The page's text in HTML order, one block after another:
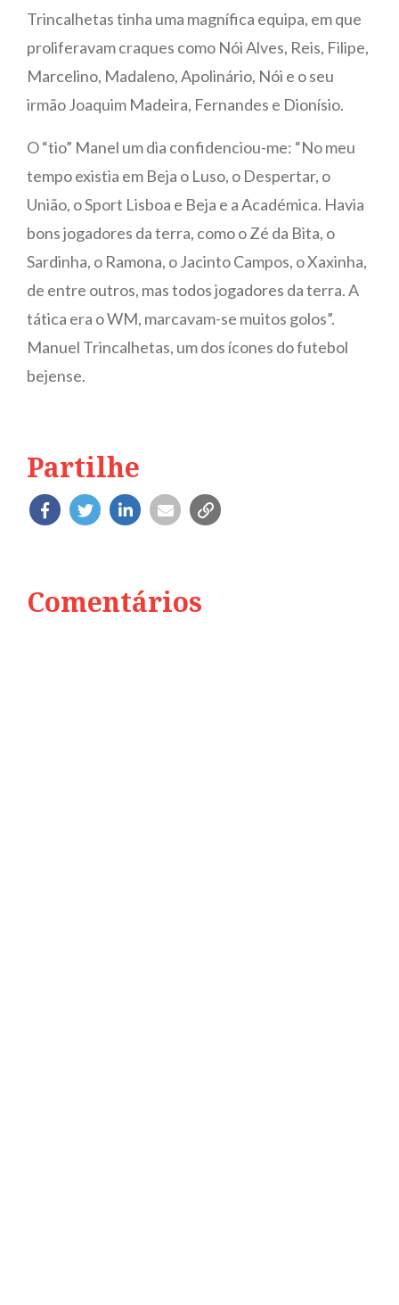
Trincalhetas tinha uma magnífica equipa, em que
proliferavam craques como Nói Alves, Reis, Filipe,
Marcelino, Madaleno, Apolinário, Nói e o seu
irmão Joaquim Madeira, Fernandes e Dionísio.
O “tio” Manel um dia confidenciou-me: “No meu
tempo existia em Beja o Luso, o Despertar, o
União, o Sport Lisboa e Beja e a Académica. Havia
bons jogadores da terra, como o Zé da Bita, o
Sardinha, o Ramona, o Jacinto Campos, o Xaxinha,
de entre outros, mas todos jogadores da terra. A
tática era o WM, marcavam-se muitos golos”.
Manuel Trincalhetas, um dos ícones do futebol
bejense.
Partilhe
Comentários